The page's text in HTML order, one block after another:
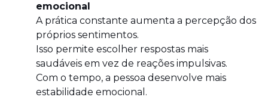
emocional
A prática constante aumenta a percepção dos
próprios sentimentos.
Isso permite escolher respostas mais
saudáveis em vez de reações impulsivas.
Com o tempo, a pessoa desenvolve mais
estabilidade emocional.